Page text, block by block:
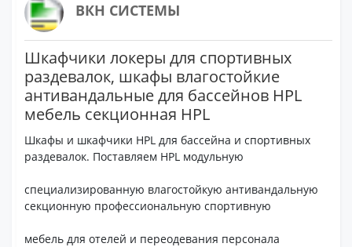
ВКН СИСТЕМЫ
Шкафчики локеры для спортивных
раздевалок, шкафы влагостойкие
антивандальные для бассейнов HPL
мебель секционная HPL
Шкафы и шкафчики HPL для бассейна и спортивных
раздевалок. Поставляем HPL модульную
специализированную влагостойкую антивандальную
секционную профессиональную спортивную
мебель для отелей и переодевания персонала